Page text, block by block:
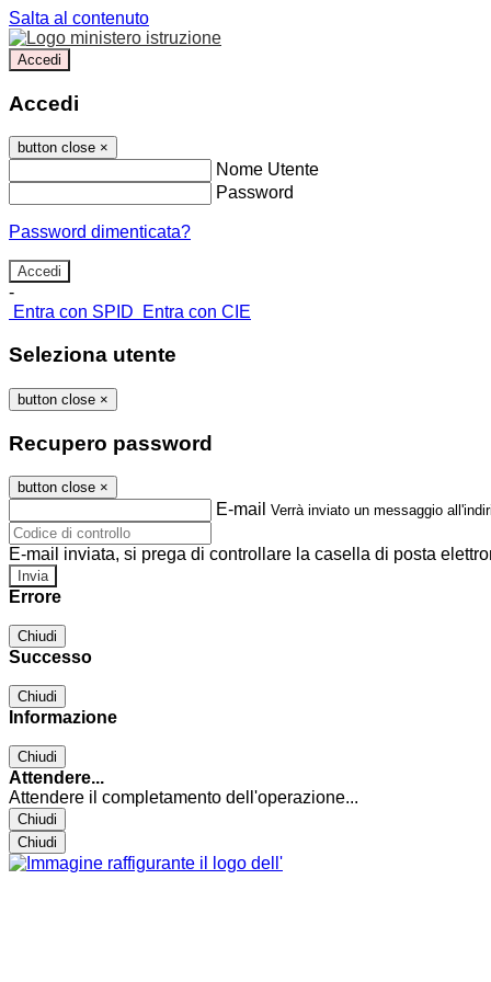
Salta al contenuto
Accedi
Accedi
button close ×
Nome Utente
Password
Password dimenticata?
-
Entra con SPID
Entra con CIE
Seleziona utente
button close ×
Recupero password
button close ×
E-mail Verrà inviato un messaggio
E-mail inviata, si prega di controllare la casella di posta
Errore
Chiudi
Successo
Chiudi
Informazione
Chiudi
Attendere...
Attendere il completamento dell'operazione...
Chiudi
Chiudi